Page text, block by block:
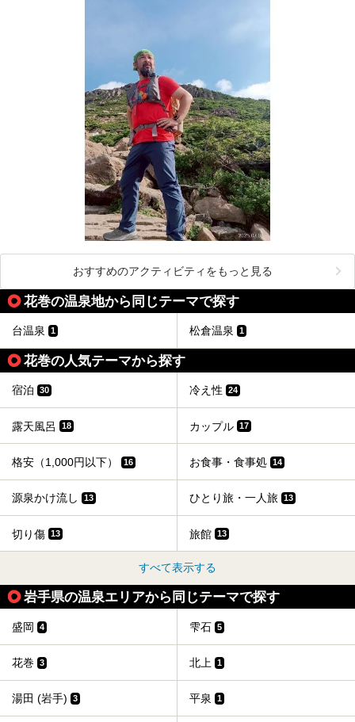
おすすめのアクティビティをもっと見る
花巻の温泉地から同じテーマで探す
台温泉 1 松倉温泉 1
花巻の人気テーマから探す
宿泊 30 冷え性 24
露天風呂 18 カップル 17
格安（1,000円以下） 16 お食事・食事処 14
源泉かけ流し 13 ひとり旅・一人旅 13
切り傷 13 旅館 13
すべて表示する
岩手県の温泉エリアから同じテーマで探す
盛岡 4 雫石 5
花巻 3 北上 1
湯田 (岩手) 3 平泉 1